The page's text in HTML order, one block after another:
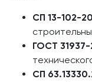
СП 13-102-
ГОСТ 31937-
СП